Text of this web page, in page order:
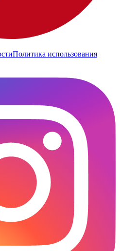
Политика использования